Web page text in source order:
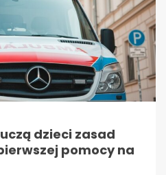
dzieci zasad
pomocy na